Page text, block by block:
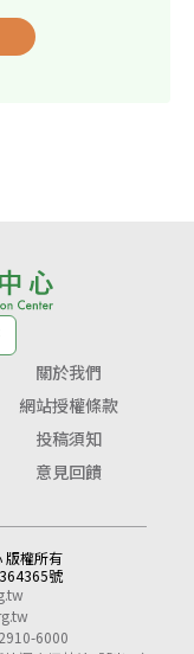
關於我們
網站授權條款
投稿須知
意見回饋
權所有
號
6000